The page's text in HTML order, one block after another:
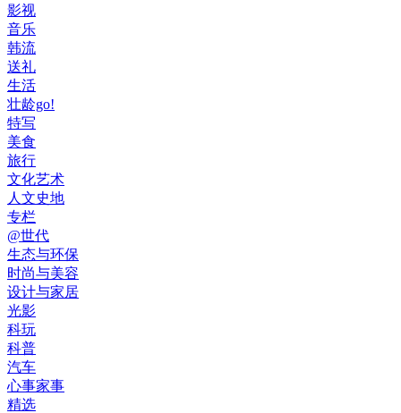
影视
音乐
韩流
送礼
生活
壮龄go!
特写
美食
旅行
文化艺术
人文史地
专栏
@世代
生态与环保
时尚与美容
设计与家居
光影
科玩
科普
汽车
心事家事
精选